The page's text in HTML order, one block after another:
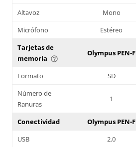
Altavoz
Mono
Micrófono
Estéreo
Tarjetas de
memoria help_outline
Olympus PEN-F
Formato SD
Número de
Ranuras
1
Conectividad Olympus PEN-F
USB
2.0